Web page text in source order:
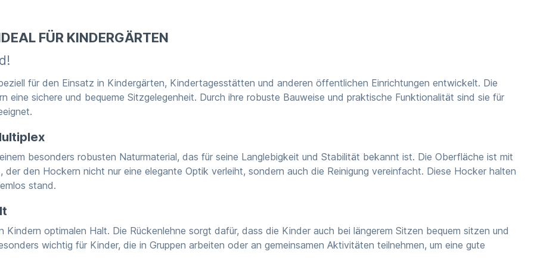
FÜR KINDERGÄRTEN
für den Einsatz in Kindergärten, Kindertagesstätten und anderen öffentlichen Einrichtungen entwickelt. Die
sichere und bequeme Sitzgelegenheit. Durch ihre robuste Bauweise und praktische Funktionalität sind sie für
besonders robusten Naturmaterial, das für seine Langlebigkeit und Stabilität bekannt ist. Die Oberfläche ist mit
den Hockern nicht nur eine elegante Optik verleiht, sondern auch die Reinigung vereinfacht. Diese Hocker halten
stand.
optimalen Halt. Die Rückenlehne sorgt dafür, dass die Kinder auch bei längerem Sitzen bequem sitzen und
wichtig für Kinder, die in Gruppen arbeiten oder an gemeinsamen Aktivitäten teilnehmen, um eine gute